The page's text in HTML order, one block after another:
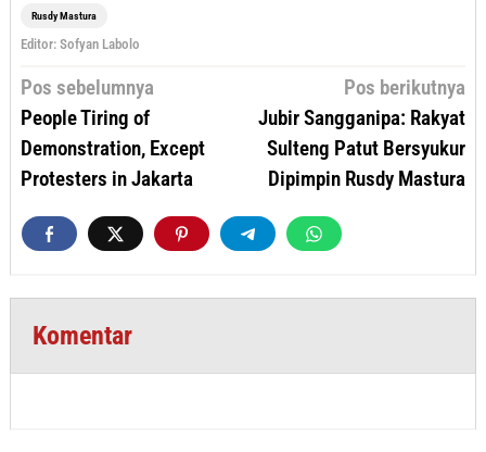
Rusdy Mastura
Editor: Sofyan Labolo
Navigasi
Pos sebelumnya
People Tiring of
Demonstration, Except
Protesters in Jakarta
Pos berikutnya
Jubir Sangganipa: Rakyat
Sulteng Patut Bersyukur
Dipimpin Rusdy Mastura
Komentar